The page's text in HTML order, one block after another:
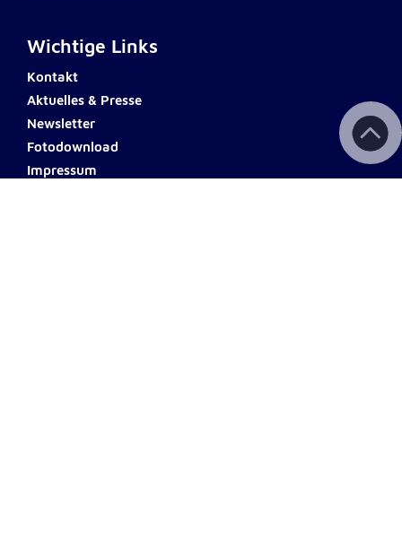
Wichtige Links
Kontakt
Aktuelles & Presse
Newsletter
Fotodownload
Impressum